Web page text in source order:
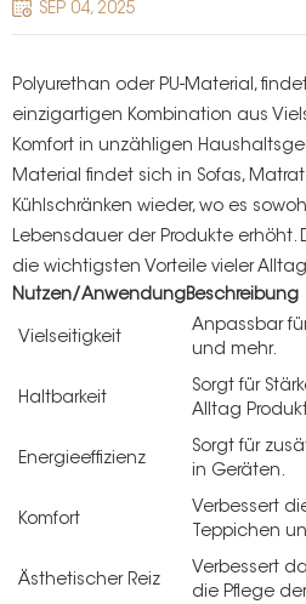
SEP 04, 2025
Polyurethan oder PU-Material,
einzigartigen Kombination aus
Komfort in unzähligen
Material findet sich in Sofas,
Kühlschränken wieder, wo es
Lebensdauer der Produkte erhöht.
die wichtigsten Vorteile vieler
Nutzen/AnwendungBeschreibung
Vielseitigkeit
Anpassbar
und mehr.
Haltbarkeit
Sorgt für
Alltag
Energieeffizienz
Sorgt für
in Geräten.
Komfort
Verbessert
Teppichen
Ästhetischer Reiz
Verbessert
die Pflege